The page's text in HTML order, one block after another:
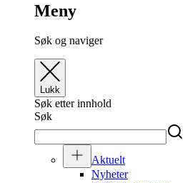
Meny
Søk og naviger
Lukk
Søk etter innhold
Søk
Aktuelt
Nyheter